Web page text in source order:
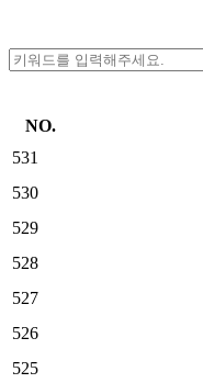
NO.
531
530
529
528
527
526
525